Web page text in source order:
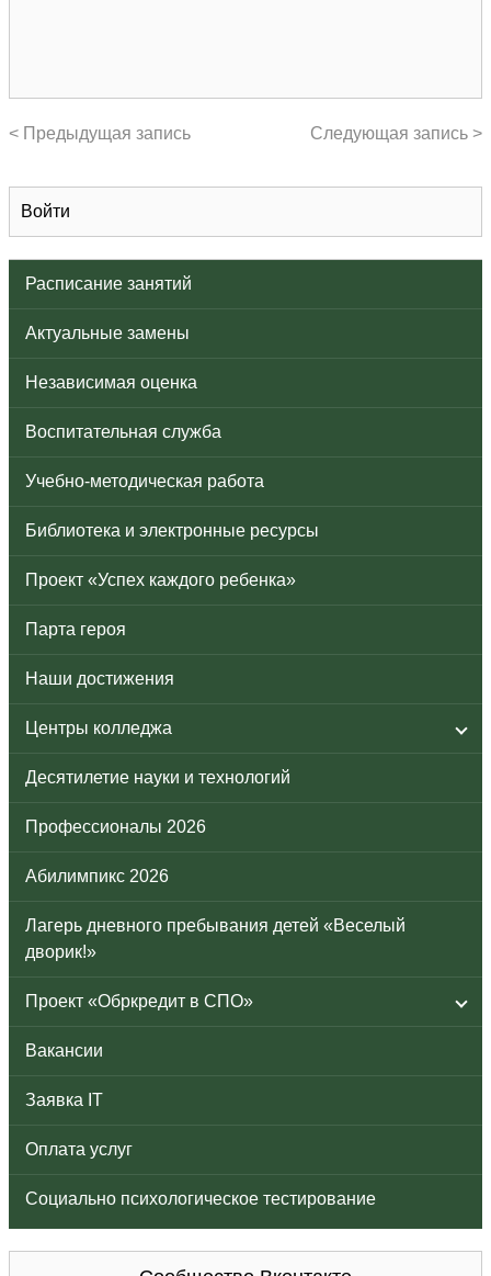
Войти
Расписание занятий
Актуальные замены
Независимая оценка
Воспитательная служба
Учебно-методическая работа
Библиотека и электронные ресурсы
Проект «Успех каждого ребенка»
Парта героя
Наши достижения
Центры колледжа
Десятилетие науки и технологий
Профессионалы 2026
Абилимпикс 2026
Лагерь дневного пребывания детей «Веселый
дворик!»
Проект «Обркредит в СПО»
Вакансии
Заявка IT
Оплата услуг
Социально психологическое тестирование
< Предыдущая запись Следующая запись >